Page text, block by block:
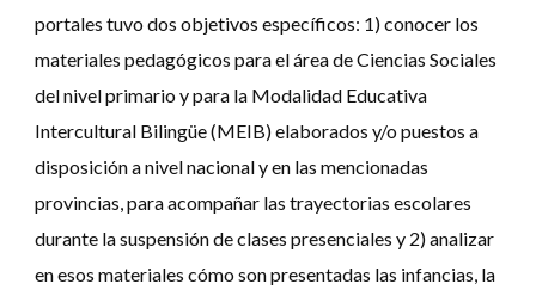
portales tuvo dos objetivos específicos: 1) conocer los
materiales pedagógicos para el área de Ciencias Sociales
del nivel primario y para la Modalidad Educativa
Intercultural Bilingüe (MEIB) elaborados y/o puestos a
disposición a nivel nacional y en las mencionadas
provincias, para acompañar las trayectorias escolares
durante la suspensión de clases presenciales y 2) analizar
en esos materiales cómo son presentadas las infancias, la